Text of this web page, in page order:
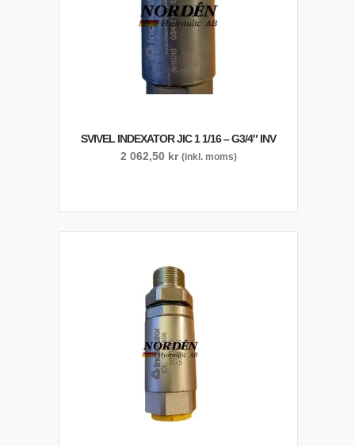
SVIVEL INDEXATOR JIC 1 1/16 – G3/4″ INV
2 062,50 kr (inkl. moms)